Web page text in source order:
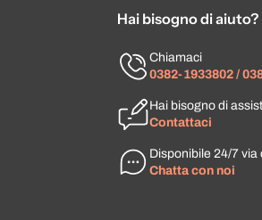
Hai bisogno di aiuto?
Chiamaci
0382-1933802 /
Hai bisogno di
Contattaci
Disponibile 24/7 via
Chatta con noi